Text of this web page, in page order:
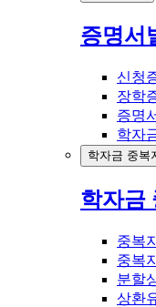
증명서
신청
장학
증명
학자
학자금 중복
학자금
중복
중복
분할
상환